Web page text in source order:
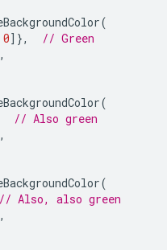
(
0]},
// Green
(
// Also green
(
// Also, also green